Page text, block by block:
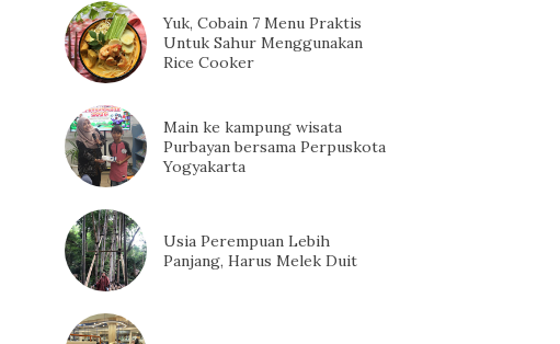
Yuk, Cobain 7 Menu Praktis
Untuk Sahur Menggunakan
Rice Cooker
Main ke kampung wisata
Purbayan bersama Perpuskota
Yogyakarta
Usia Perempuan Lebih
Panjang, Harus Melek Duit